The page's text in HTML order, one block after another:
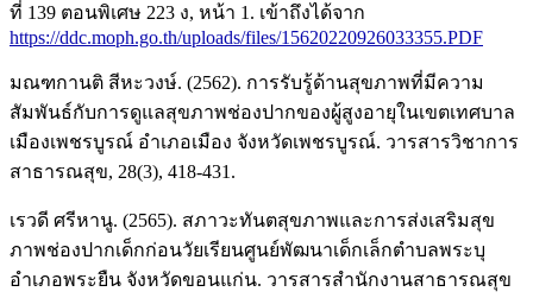
ที่ 139 ตอนพิเศษ 223 ง, หน้า 1. เข้าถึงได้จาก
https://ddc.moph.go.th/uploads/files/15620220926033355.PDF
มณฑกานติ สีหะวงษ์. (2562). การรับรู้ด้านสุขภาพที่มีความ
สัมพันธ์กับการดูแลสุขภาพช่องปากของผู้สูงอายุในเขตเทศบาล
เมืองเพชรบูรณ์ อำเภอเมือง จังหวัดเพชรบูรณ์. วารสารวิชาการ
สาธารณสุข, 28(3), 418-431.
เรวดี ศรีหานู. (2565). สภาวะทันตสุขภาพและการส่งเสริมสุข
ภาพช่องปากเด็กก่อนวัยเรียนศูนย์พัฒนาเด็กเล็กตำบลพระบุ
อำเภอพระยืน จังหวัดขอนแก่น. วารสารสำนักงานสาธารณสุข